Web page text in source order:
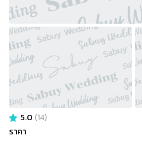
5.0 (14)
ราคา